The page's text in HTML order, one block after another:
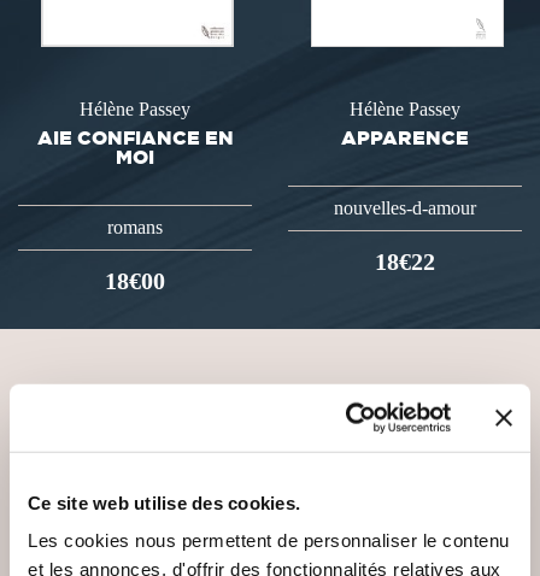
Ce site web utilise des cookies.
Les cookies nous permettent de personnaliser le contenu
et les annonces, d'offrir des fonctionnalités relatives aux
Hélène Passey
AIE CONFIANCE EN
MOI
romans
18€00
Hélène Passey
APPARENCE
nouvelles-d-amour
18€22
VOUS AIMEREZ AUSSI